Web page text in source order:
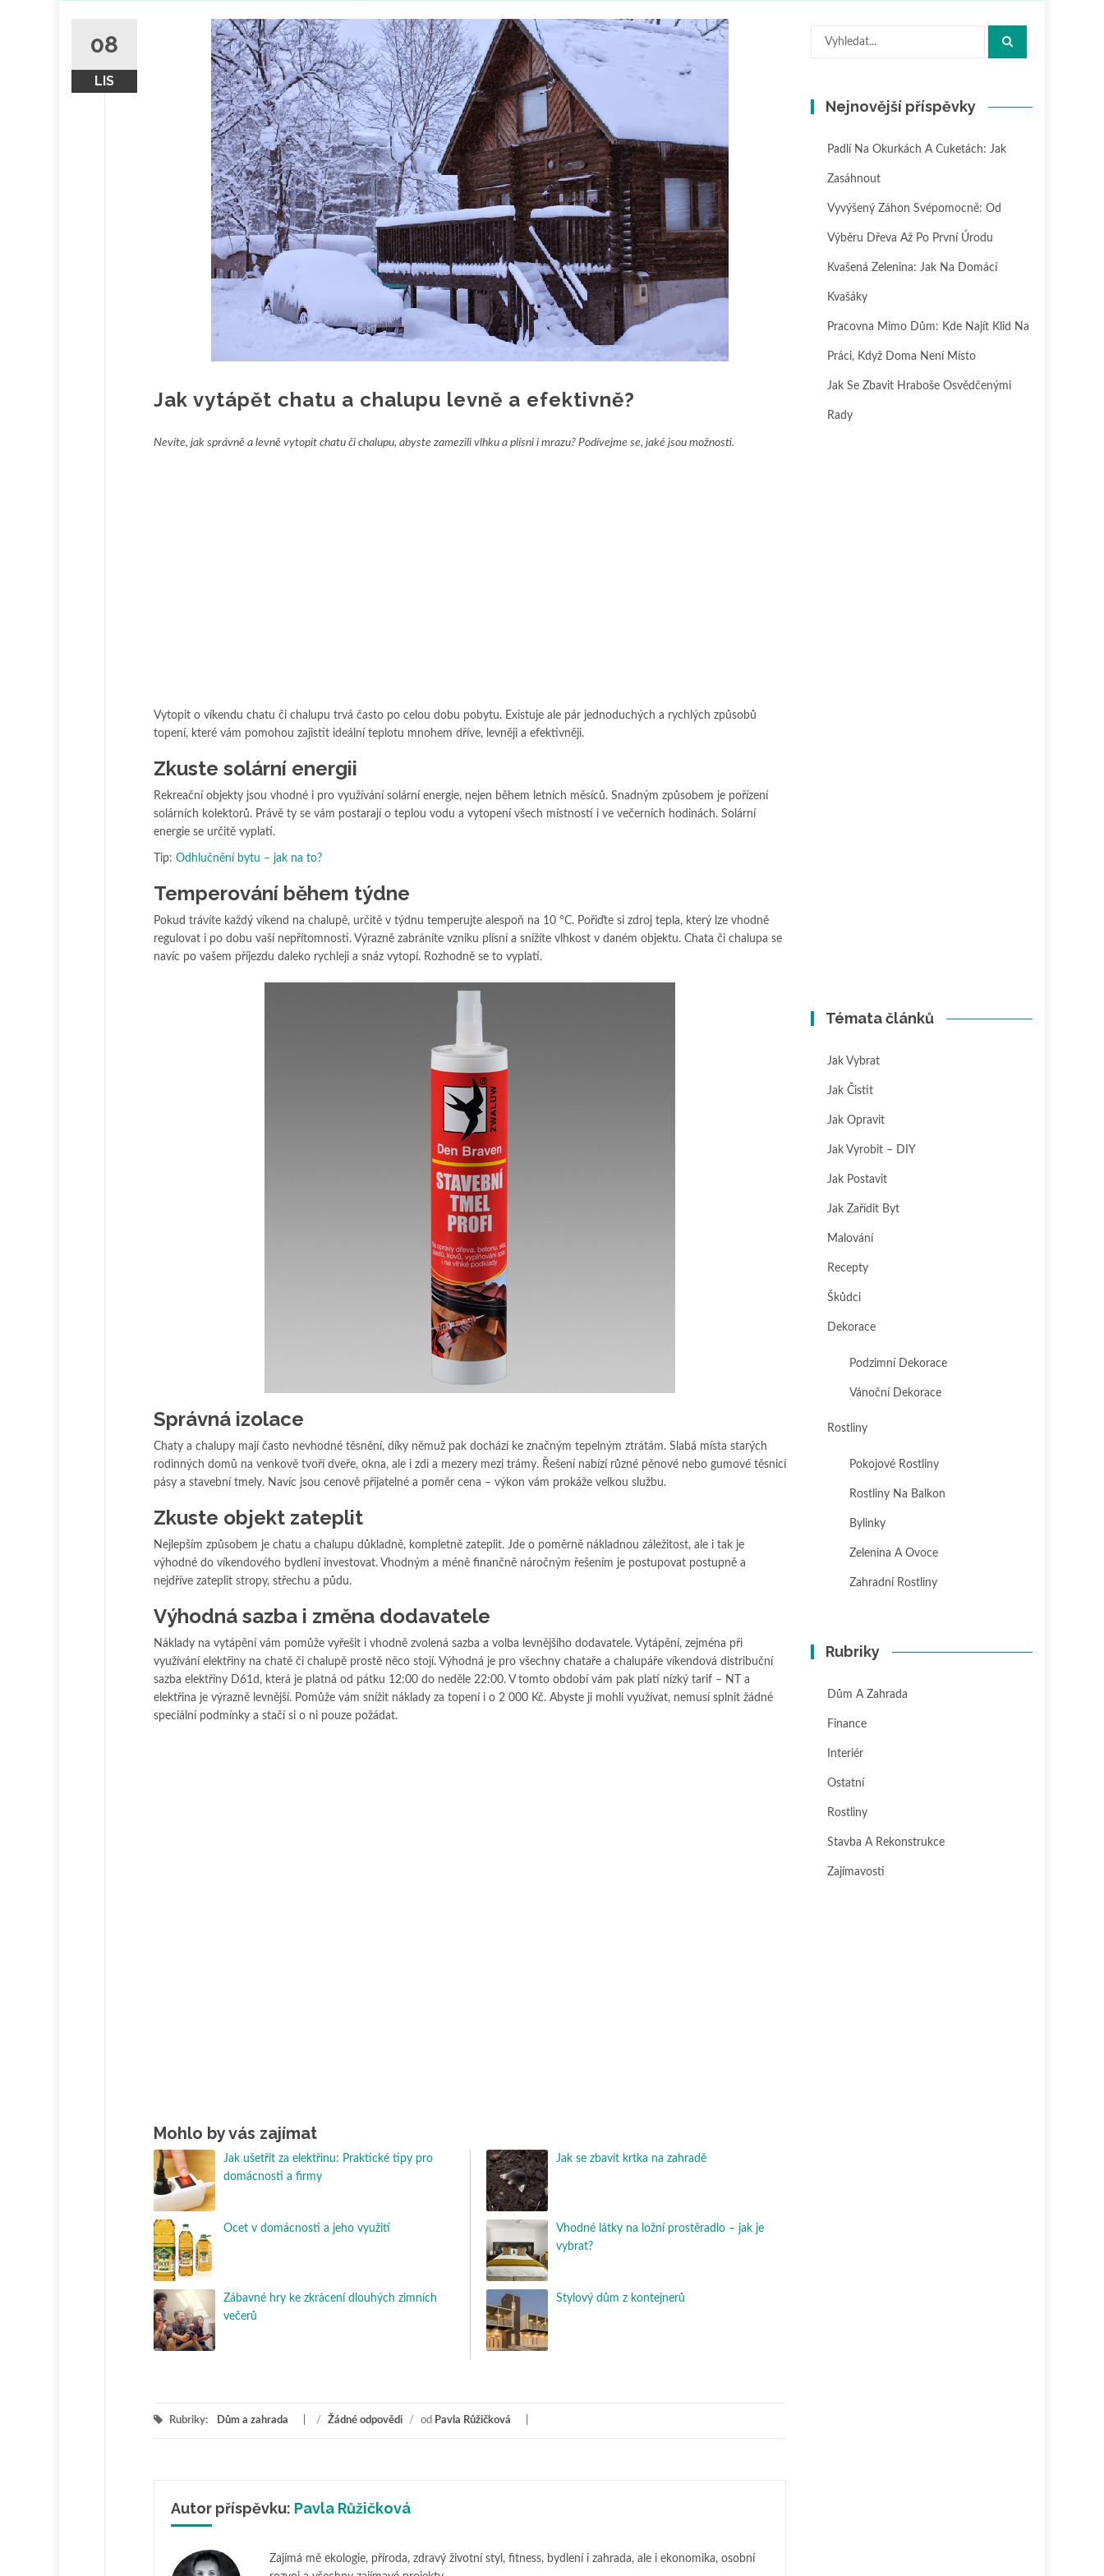
08
LIS
Jak vytápět chatu a chalupu levně a efektivně?
Nevíte, jak správně a levně vytopit chatu či chalupu, abyste zamezili vlhku a plísni i mrazu? Podívejme se, jaké jsou možnosti.
Vytopit o víkendu chatu či chalupu trvá často po celou dobu pobytu. Existuje ale pár jednoduchých a rychlých způsobů
topení, které vám pomohou zajistit ideální teplotu mnohem dříve, levněji a efektivněji.
Zkuste solární energii
Rekreační objekty jsou vhodné i pro využívání solární energie, nejen během letních měsíců. Snadným způsobem je pořízení
solárních kolektorů. Právě ty se vám postarají o teplou vodu a vytopení všech místností i ve večerních hodinách. Solární
energie se určitě vyplatí.
Tip: Odhlučnění bytu – jak na to?
Temperování během týdne
Pokud trávíte každý víkend na chalupě, určitě v týdnu temperujte alespoň na 10 °C. Pořiďte si zdroj tepla, který lze vhodně
regulovat i po dobu vaší nepřítomnosti. Výrazně zabráníte vzniku plísní a snížíte vlhkost v daném objektu. Chata či chalupa se
navíc po vašem příjezdu daleko rychleji a snáz vytopí. Rozhodně se to vyplatí.
Správná izolace
Chaty a chalupy mají často nevhodné těsnění, díky němuž pak dochází ke značným tepelným ztrátám. Slabá místa starých
rodinných domů na venkově tvoří dveře, okna, ale i zdi a mezery mezi trámy. Řešení nabízí různé pěnové nebo gumové těsnicí
pásy a stavební tmely. Navíc jsou cenově přijatelné a poměr cena – výkon vám prokáže velkou službu.
Zkuste objekt zateplit
Nejlepším způsobem je chatu a chalupu důkladně, kompletně zateplit. Jde o poměrně nákladnou záležitost, ale i tak je
výhodné do víkendového bydlení investovat. Vhodným a méně finančně náročným řešením je postupovat postupně a
nejdříve zateplit stropy, střechu a půdu.
Výhodná sazba i změna dodavatele
Náklady na vytápění vám pomůže vyřešit i vhodně zvolená sazba a volba levnějšího dodavatele. Vytápění, zejména při
využívání elektřiny na chatě či chalupě prostě něco stojí. Výhodná je pro všechny chataře a chalupáře víkendová distribuční
sazba elektřiny D61d, která je platná od pátku 12:00 do neděle 22:00. V tomto období vám pak platí nízký tarif – NT a
elektřina je výrazně levnější. Pomůže vám snížit náklady za topení i o 2 000 Kč. Abyste ji mohli využívat, nemusí splnit žádné
speciální podmínky a stačí si o ni pouze požádat.
Mohlo by vás zajímat
Jak ušetřit za elektřinu: Praktické tipy pro
domácnosti a firmy
Ocet v domácnosti a jeho využití
Zábavné hry ke zkrácení dlouhých zimních
večerů
Jak se zbavit krtka na zahradě
Vhodné látky na ložní prostěradlo – jak je
vybrat?
Stylový dům z kontejnerů
Rubriky: Dům a zahrada / Žádné odpovědi / od Pavla Růžičková
Autor příspěvku: Pavla Růžičková
Zajímá mě ekologie, příroda, zdravý životní styl, fitness, bydlení i zahrada, ale i ekonomika, osobní
Hledat:
Nejnovější příspěvky
Padlí Na Okurkách A Cuketách: Jak
Zasáhnout
Vyvýšený Záhon Svépomocně: Od
Výběru Dřeva Až Po První Úrodu
Kvašená Zelenina: Jak Na Domácí
Kvašáky
Pracovna Mimo Dům: Kde Najít Klid Na
Práci, Když Doma Není Místo
Jak Se Zbavit Hraboše Osvědčenými
Rady
Témata článků
Jak Vybrat
Jak Čistit
Jak Opravit
Jak Vyrobit – DIY
Jak Postavit
Jak Zařídit Byt
Malování
Recepty
Škůdci
Dekorace
Podzimní Dekorace
Vánoční Dekorace
Rostliny
Pokojové Rostliny
Rostliny Na Balkon
Bylinky
Zelenina A Ovoce
Zahradní Rostliny
Rubriky
Dům A Zahrada
Finance
Interiér
Ostatní
Rostliny
Stavba A Rekonstrukce
Zajímavosti